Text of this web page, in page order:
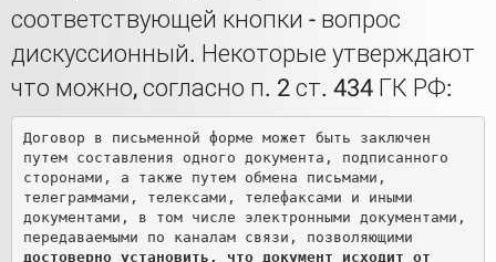
соответствующей кнопки - вопрос
дискуссионный. Некоторые утверждают
что можно, согласно п. 2 ст. 434 ГК РФ:
Договор в письменной форме может быть заключен
путем составления одного документа, подписанного
сторонами, а также путем обмена письмами,
телеграммами, телексами, телефаксами и иными
документами, в том числе электронными документами,
достоверно установить, что документ исходит от